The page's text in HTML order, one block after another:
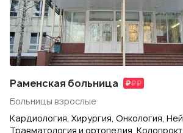
Раменская больница
Больницы взрослые
Кардиология, Хирургия, Онкология,
Травматология и ортопедия,